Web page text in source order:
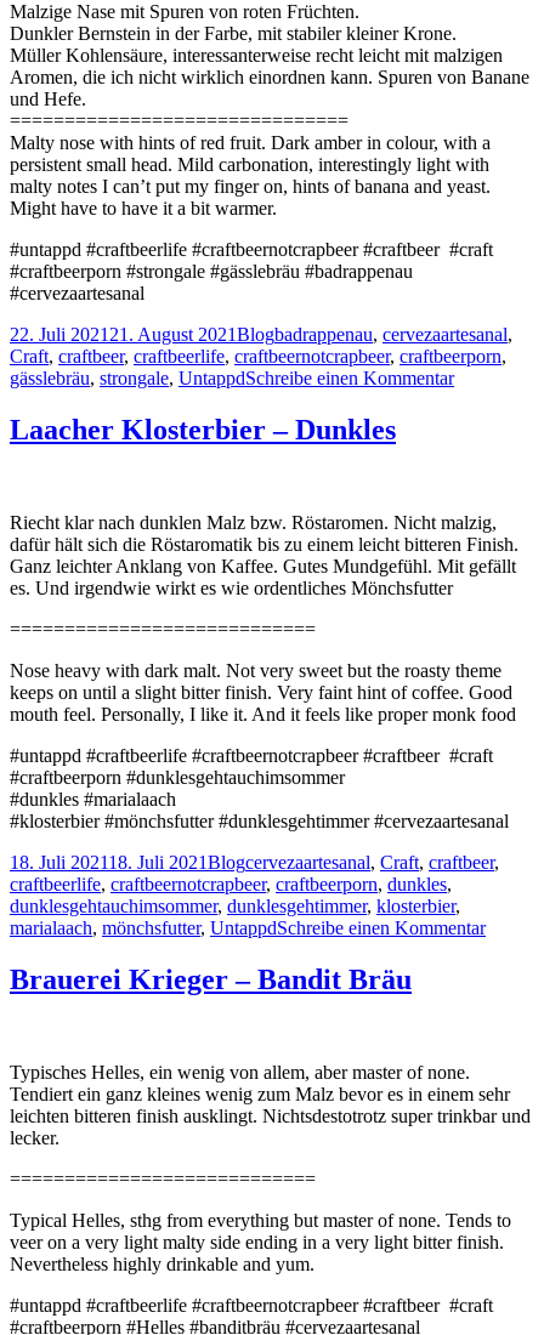
Malzige Nase mit Spuren von roten Früchten.
Dunkler Bernstein in der Farbe, mit stabiler kleiner Krone.
Müller Kohlensäure, interessanterweise recht leicht mit malzigen
Aromen, die ich nicht wirklich einordnen kann. Spuren von Banane
und Hefe.
===============================
Malty nose with hints of red fruit. Dark amber in colour, with a
persistent small head. Mild carbonation, interestingly light with
malty notes I can’t put my finger on, hints of banana and yeast.
Might have to have it a bit warmer.
#untappd #craftbeerlife #craftbeernotcrapbeer #craftbeer #craft
#craftbeerporn #strongale #gässlebräu #badrappenau
#cervezaartesanal
Veröffentlicht
am
22. Juli 2021 21. August 2021Kategorien
BlogSchlagwörter
badrappenau, cervezaartesanal,
Craft, craftbeer, craftbeerlife, craftbeernotcrapbeer, craftbeerporn,
gässlebräu, strongale, UntappdSchreibe einen Kommentarzu
Laacher Klosterbier – Dunkles
Riecht klar nach dunklen Malz bzw. Röstaromen. Nicht malzig,
dafür hält sich die Röstaromatik bis zu einem leicht bitteren Finish.
Ganz leichter Anklang von Kaffee. Gutes Mundgefühl. Mit gefällt
es. Und irgendwie wirkt es wie ordentliches Mönchsfutter
============================
Nose heavy with dark malt. Not very sweet but the roasty theme
keeps on until a slight bitter finish. Very faint hint of coffee. Good
mouth feel. Personally, I like it. And it feels like proper monk food
#untappd #craftbeerlife #craftbeernotcrapbeer #craftbeer #craft
#craftbeerporn #dunklesgehtauchimsommer
#dunkles #marialaach
#klosterbier #mönchsfutter #dunklesgehtimmer #cervezaartesanal
Veröffentlicht
am
18. Juli 202118. Juli 2021Kategorien
BlogSchlagwörter
cervezaartesanal, Craft, craftbeer,
craftbeerlife, craftbeernotcrapbeer, craftbeerporn, dunkles,
dunklesgehtauchimsommer, dunklesgehtimmer, klosterbier,
marialaach, mönchsfutter, UntappdSchreibe einen Kommentarzu
Brauerei Krieger – Bandit Bräu
Typisches Helles, ein wenig von allem, aber master of none.
Tendiert ein ganz kleines wenig zum Malz bevor es in einem sehr
leichten bitteren finish ausklingt. Nichtsdestotrotz super trinkbar und
lecker.
============================
Typical Helles, sthg from everything but master of none. Tends to
veer on a very light malty side ending in a very light bitter finish.
Nevertheless highly drinkable and yum.
#untappd #craftbeerlife #craftbeernotcrapbeer #craftbeer #craft
#craftbeerporn #Helles #banditbräu #cervezaartesanal